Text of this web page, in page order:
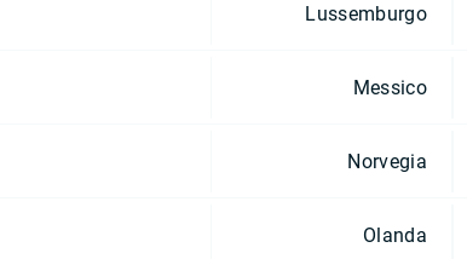
Lussemburgo
Messico
Norvegia
Olanda